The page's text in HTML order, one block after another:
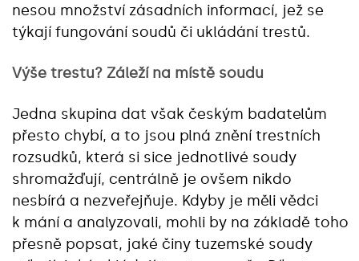
nesou množství zásadních informací, jež se
týkají fungování soudů či ukládání trestů.
Výše trestu? Záleží na místě soudu
Jedna skupina dat však českým badatelům
přesto chybí, a to jsou plná znění trestních
rozsudků, která si sice jednotlivé soudy
shromažďují, centrálně je ovšem nikdo
nesbírá a nezveřejňuje. Kdyby je měli vědci
k mání a analyzovali, mohli by na základě toho
přesně popsat, jaké činy tuzemské soudy